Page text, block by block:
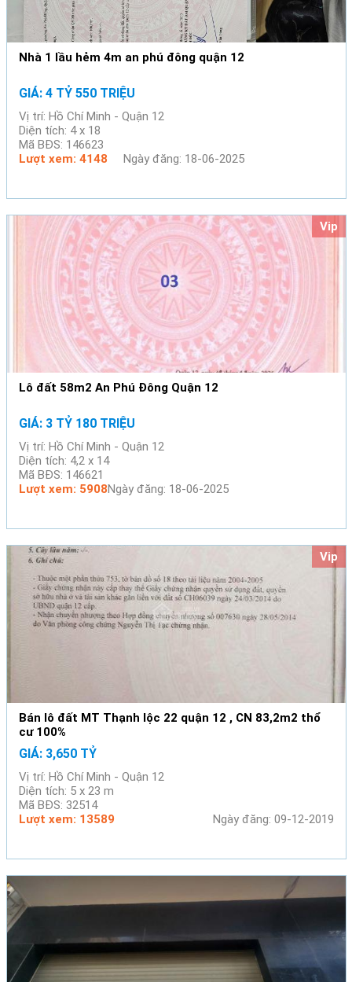
Nhà 1 lầu hẻm 4m an phú đông quận 12
GIÁ: 4 TỶ 550 TRIỆU
Vị trí: Hồ Chí Minh - Quận 12
Diện tích: 4 x 18
Mã BĐS: 146623
Lượt xem: 4148
Ngày đăng: 18-06-2025
Vip
Lô đất 58m2 An Phú Đông Quận 12
GIÁ: 3 TỶ 180 TRIỆU
Vị trí: Hồ Chí Minh - Quận 12
Diện tích: 4,2 x 14
Mã BĐS: 146621
Lượt xem: 5908Ngày đăng: 18-06-2025
Vip
Bán lô đất MT Thạnh lộc 22 quận 12 , CN 83,2m2 thổ
cư 100%
GIÁ: 3,650 TỶ
Vị trí: Hồ Chí Minh - Quận 12
Diện tích: 5 x 23 m
Mã BĐS: 32514
Lượt xem: 13589
Ngày đăng: 09-12-2019